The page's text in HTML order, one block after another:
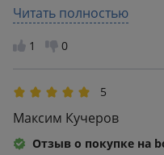
вниманием к деталям.
о Кёртисе (человеке
успевшем оставить о
медиа) весьма
лучше понять его и
станет идеальным
Division.
Читать полностью
1 0
5
Максим Кучеров
Отзыв о покупке на